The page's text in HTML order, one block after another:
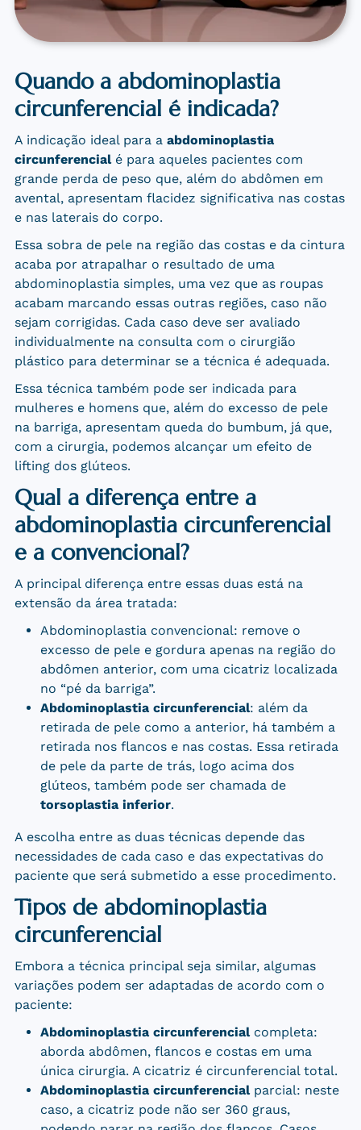
Quando a abdominoplastia
circunferencial é indicada?
A indicação ideal para a abdominoplastia
circunferencialé para aqueles pacientes com
grande perda de peso que, além do abdômen em
avental, apresentam flacidez significativa nas costas
e nas laterais do corpo.
Essa sobra de pele na região das costas e da cintura
acaba por atrapalhar o resultado de uma
abdominoplastia simples, uma vez que as roupas
acabam marcando essas outras regiões, caso não
sejam corrigidas. Cada caso deve ser avaliado
individualmente na consulta com o cirurgião
plástico para determinar se a técnica é adequada.
Essa técnica também pode ser indicada para
mulheres e homens que, além do excesso de pele
na barriga, apresentam queda do bumbum, já que,
com a cirurgia, podemos alcançar um efeito de
lifting dos glúteos.
Qual a diferença entre a
abdominoplastia circunferencial
e a convencional?
A principal diferença entre essas duas está na
extensão da área tratada:
Abdominoplastia convencional: remove o
excesso de pele e gordura apenas na região do
abdômen anterior, com uma cicatriz localizada
no “pé da barriga”.
Abdominoplastia circunferencial: além da
retirada de pele como a anterior, há também a
retirada nos flancos e nas costas. Essa retirada
de pele da parte de trás, logo acima dos
glúteos, também pode ser chamada de
torsoplastia inferior.
A escolha entre as duas técnicas depende das
necessidades de cada caso e das expectativas do
paciente que será submetido a esse procedimento.
Tipos de abdominoplastia
circunferencial
Embora a técnica principal seja similar, algumas
variações podem ser adaptadas de acordo com o
paciente:
Abdominoplastia circunferencialcompleta:
aborda abdômen, flancos e costas em uma
única cirurgia. A cicatriz é circunferencial total.
Abdominoplastia circunferencialparcial: neste
caso, a cicatriz pode não ser 360 graus,